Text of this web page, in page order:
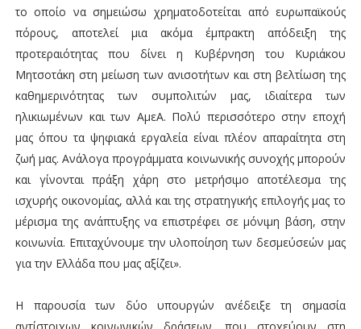
το οποίο να σημειώσω χρηματοδοτείται από ευρωπαϊκούς
πόρους, αποτελεί μια ακόμα έμπρακτη απόδειξη της
προτεραιότητας που δίνει η Κυβέρνηση του Κυριάκου
Μητσοτάκη στη μείωση των ανισοτήτων και στη βελτίωση της
καθημερινότητας των συμπολιτών μας, ιδιαίτερα των
ηλικιωμένων και των ΑμεΑ. Πολύ περισσότερο στην εποχή
μας όπου τα ψηφιακά εργαλεία είναι πλέον απαραίτητα στη
ζωή μας. Ανάλογα προγράμματα κοινωνικής συνοχής μπορούν
και γίνονται πράξη χάρη στο μετρήσιμο αποτέλεσμα της
ισχυρής οικονομίας, αλλά και της στρατηγικής επιλογής μας το
μέρισμα της ανάπτυξης να επιστρέφει σε μόνιμη βάση, στην
κοινωνία. Επιταχύνουμε την υλοποίηση των δεσμεύσεών μας
για την Ελλάδα που μας αξίζει».
Η παρουσία των δύο υπουργών ανέδειξε τη σημασία